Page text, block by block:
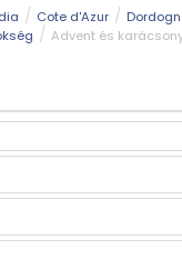
Cote d'Azur
Advent és